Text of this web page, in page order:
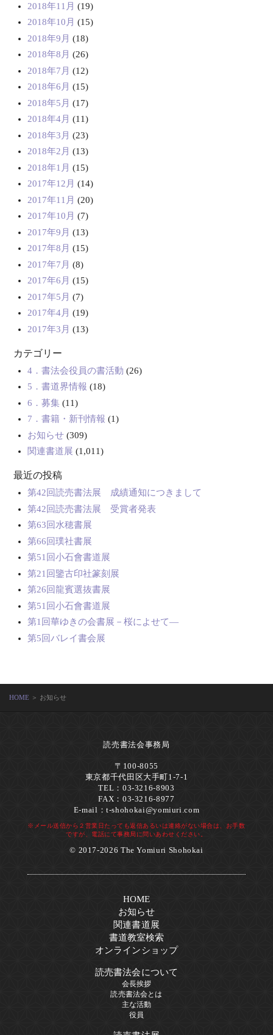
2018年11月 (19)
2018年10月 (15)
2018年9月 (18)
2018年8月 (26)
2018年7月 (12)
2018年6月 (15)
2018年5月 (17)
2018年4月 (11)
2018年3月 (23)
2018年2月 (13)
2018年1月 (15)
2017年12月 (14)
2017年11月 (20)
2017年10月 (7)
2017年9月 (13)
2017年8月 (15)
2017年7月 (8)
2017年6月 (15)
2017年5月 (7)
2017年4月 (19)
2017年3月 (13)
カテゴリー
4．書法会役員の書活動 (26)
5．書道界情報 (18)
6．募集(11)
7．書籍・新刊情報 (1)
お知らせ(309)
関連書道展 (1,011)
最近の投稿
第42回読売書法展 成績通知につきまして
第42回読売書法展 受賞者発表
第63回水穂書展
第66回璞社書展
第51回小石會書道展
第21回鑒古印社篆刻展
第26回龍賓選抜書展
第51回小石會書道展
第1回華ゆきの会書展－桜によせて―
第5回バレイ書会展
HOME ＞ お知らせ
読売書法会事務局
〒100-8055
東京都千代田区大手町1-7-1
TEL：03-3216-8903
FAX：03-3216-8977
E-mail：t-shohokai@yomiuri.com
※メール送信から２営業日たっても返信あるいは連絡がない場合は、お手数
ですが、電話にて事務局に問いあわせください。
© 2017-2026 The Yomiuri Shohokai
HOME
お知らせ
関連書道展
書道教室検索
オンラインショップ
読売書法会について
会長挨拶
読売書法会とは
主な活動
役員